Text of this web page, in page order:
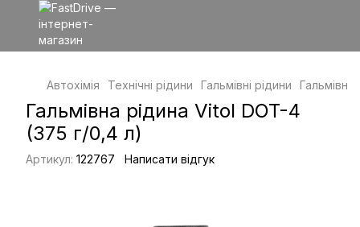
Автохімія Технічні рідини Гальмівні рідини Гальмівні
Гальмівна рідина Vitol DOT-4
(375 г/0,4 л)
Артикул: 122767 Написати відгук